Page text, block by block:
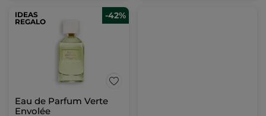
IDEAS
REGALO
-42%
Eau de Parfum Verte
Envolée